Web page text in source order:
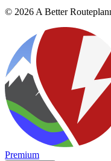
© 2026 A Better
Premium